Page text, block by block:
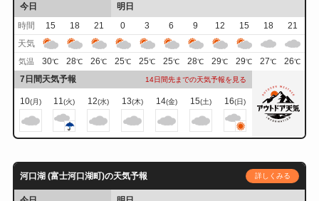
今日
明日
時間
15 18 21 0 3 6 9 12 15 18
21
天気
気温 30℃ 28℃ 26℃ 25℃ 25℃ 25℃ 28℃ 29℃ 29℃ 27℃ 26℃
7日間天気予報 14日間先までの天気予報を見る
10(月) 11(火) 12(水) 13(木) 14(金) 15(土) 16(日)
河口湖 (富士河口湖町)の天気予報 詳しくみる